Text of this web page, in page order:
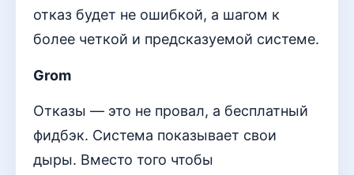
отказ будет не ошибкой, а шагом к
более четкой и предсказуемой системе.
Grom
Отказы — это не провал, а бесплатный
фидбэк. Система показывает свои
дыры. Вместо того чтобы